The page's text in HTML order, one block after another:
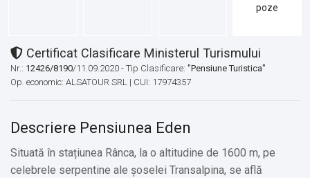
poze
Certificat Clasificare Ministerul Turismului
Nr.: 12426/8190/11.09.2020 - Tip Clasificare: "Pensiune Turistica"
Op. economic: ALSATOUR SRL | CUI: 17974357
Descriere Pensiunea Eden
Situată în stațiunea Rânca, la o altitudine de 1600 m, pe
celebrele serpentine ale șoselei Transalpina, se află